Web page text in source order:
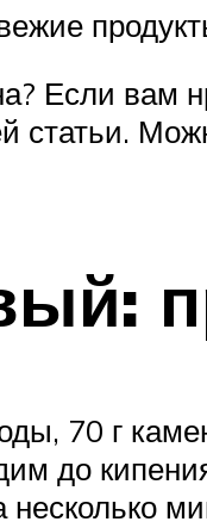
Если вам
статьи.
70 г
до
несколько